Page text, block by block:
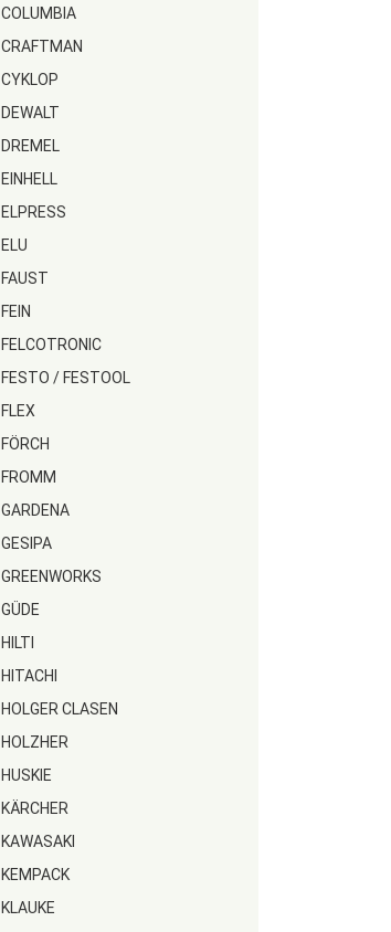
COLUMBIA
CRAFTMAN
CYKLOP
DEWALT
DREMEL
EINHELL
ELPRESS
ELU
FAUST
FEIN
FELCOTRONIC
FESTO / FESTOOL
FLEX
FÖRCH
FROMM
GARDENA
GESIPA
GREENWORKS
GÜDE
HILTI
HITACHI
HOLGER CLASEN
HOLZHER
HUSKIE
KÄRCHER
KAWASAKI
KEMPACK
KLAUKE